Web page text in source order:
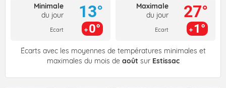
Minimale
du jour
Ecart
13°
0°
Maximale
du jour
Ecart
27°
1°
Écarts avec les moyennes de températures minimales et
maximales du mois de août sur Estissac